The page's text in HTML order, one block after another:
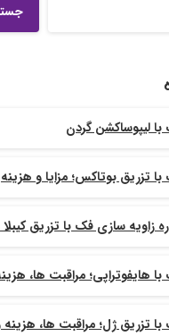
لیپوساکشن گردن
تزریق بوتاکس؛ مزایا و هزینه
زاویه سازی فک با تزریق کیبلا
هایفوتراپی؛ مراقبت ها،
تزریق ژل؛ مراقبت ها،